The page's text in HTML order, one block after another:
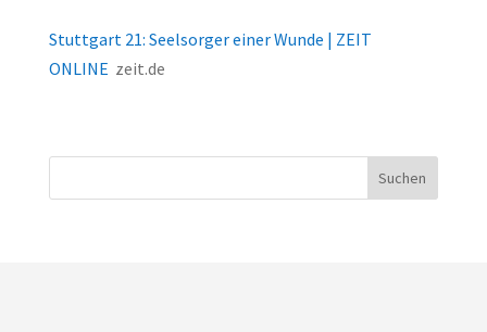
Stuttgart 21: Seelsorger einer Wunde | ZEIT
ONLINE zeit.de
Suchen